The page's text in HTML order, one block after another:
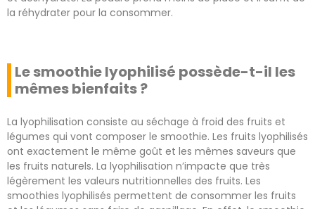
la réhydrater pour la consommer.
Le smoothie lyophilisé possède-t-il les
mêmes bienfaits ?
La lyophilisation consiste au séchage à froid des fruits et
légumes qui vont composer le smoothie. Les fruits lyophilisés
ont exactement le même goût et les mêmes saveurs que
les fruits naturels. La lyophilisation n’impacte que très
légèrement les valeurs nutritionnelles des fruits. Les
smoothies lyophilisés permettent de consommer les fruits